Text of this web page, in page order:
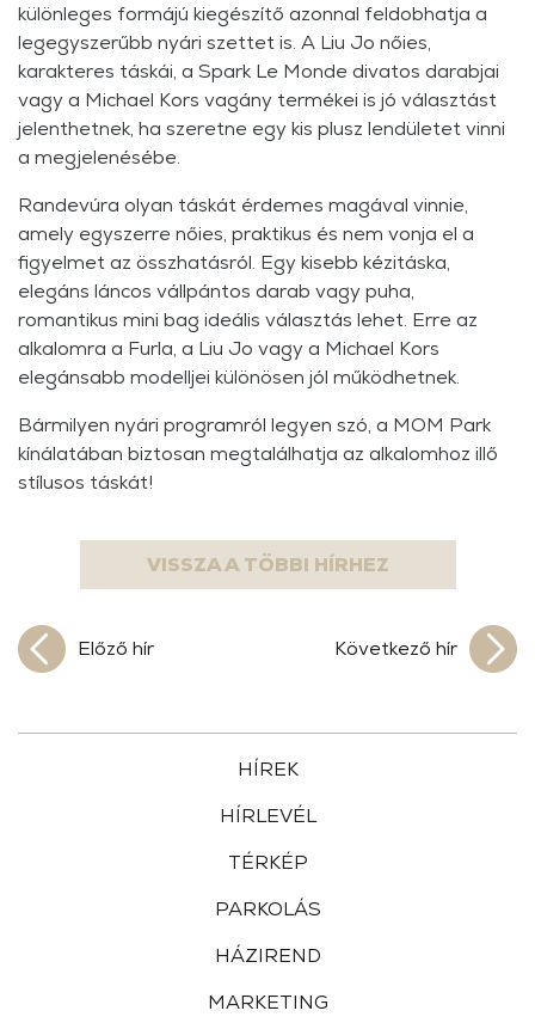
különleges formájú kiegészítő azonnal feldobhatja a
legegyszerűbb nyári szettet is. A Liu Jo nőies,
karakteres táskái, a Spark Le Monde divatos darabjai
vagy a Michael Kors vagány termékei is jó választást
jelenthetnek, ha szeretne egy kis plusz lendületet vinni
a megjelenésébe.
Randevúra olyan táskát érdemes magával vinnie,
amely egyszerre nőies, praktikus és nem vonja el a
figyelmet az összhatásról. Egy kisebb kézitáska,
elegáns láncos vállpántos darab vagy puha,
romantikus mini bag ideális választás lehet. Erre az
alkalomra a Furla, a Liu Jo vagy a Michael Kors
elegánsabb modelljei különösen jól működhetnek.
Bármilyen nyári programról legyen szó, a MOM Park
kínálatában biztosan megtalálhatja az alkalomhoz illő
stílusos táskát!
Előző hír
VISSZA A TÖBBI HÍRHEZ
Következő hír
HÍREK
HÍRLEVÉL
TÉRKÉP
PARKOLÁS
HÁZIREND
MARKETING